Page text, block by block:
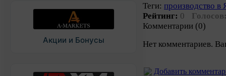
Акции и Бонусы
Теги: производство в
Рейтинг: 0
Комментарии (0)
Нет комментариев.
Добавить